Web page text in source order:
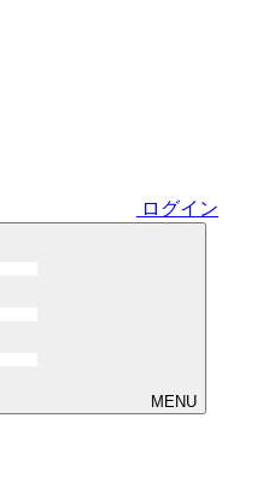
ログイン
MENU